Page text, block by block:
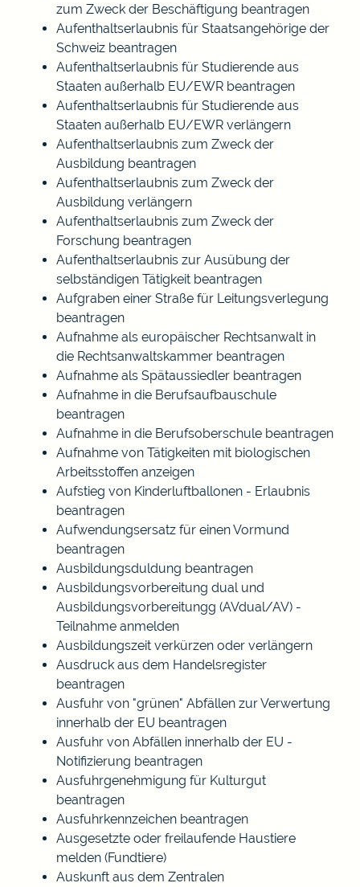
zum Zweck der Beschäftigung beantragen
Aufenthaltserlaubnis für Staatsangehörige der
Schweiz beantragen
Aufenthaltserlaubnis für Studierende aus
Staaten außerhalb EU/EWR beantragen
Aufenthaltserlaubnis für Studierende aus
Staaten außerhalb EU/EWR verlängern
Aufenthaltserlaubnis zum Zweck der
Ausbildung beantragen
Aufenthaltserlaubnis zum Zweck der
Ausbildung verlängern
Aufenthaltserlaubnis zum Zweck der
Forschung beantragen
Aufenthaltserlaubnis zur Ausübung der
selbständigen Tätigkeit beantragen
Aufgraben einer Straße für Leitungsverlegung
beantragen
Aufnahme als europäischer Rechtsanwalt in
die Rechtsanwaltskammer beantragen
Aufnahme als Spätaussiedler beantragen
Aufnahme in die Berufsaufbauschule
beantragen
Aufnahme in die Berufsoberschule beantragen
Aufnahme von Tätigkeiten mit biologischen
Arbeitsstoffen anzeigen
Aufstieg von Kinderluftballonen - Erlaubnis
beantragen
Aufwendungsersatz für einen Vormund
beantragen
Ausbildungsduldung beantragen
Ausbildungsvorbereitung dual und
Ausbildungsvorbereitungg (AVdual/AV) -
Teilnahme anmelden
Ausbildungszeit verkürzen oder verlängern
Ausdruck aus dem Handelsregister
beantragen
Ausfuhr von "grünen" Abfällen zur Verwertung
innerhalb der EU beantragen
Ausfuhr von Abfällen innerhalb der EU -
Notifizierung beantragen
Ausfuhrgenehmigung für Kulturgut
beantragen
Ausfuhrkennzeichen beantragen
Ausgesetzte oder freilaufende Haustiere
melden (Fundtiere)
Auskunft aus dem Zentralen